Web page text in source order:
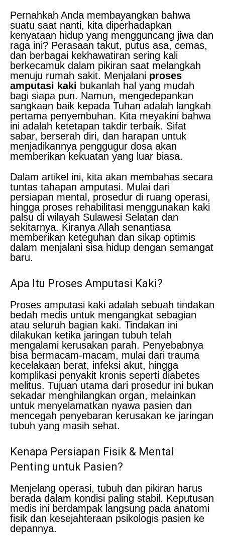
Pernahkah Anda membayangkan bahwa
suatu saat nanti, kita diperhadapkan
kenyataan hidup yang mengguncang jiwa dan
raga ini? Perasaan takut, putus asa, cemas,
dan berbagai kekhawatiran sering kali
berkecamuk dalam pikiran saat melangkah
menuju rumah sakit. Menjalani proses
amputasi kaki bukanlah hal yang mudah
bagi siapa pun. Namun, mengedepankan
sangkaan baik kepada Tuhan adalah langkah
pertama penyembuhan. Kita meyakini bahwa
ini adalah ketetapan takdir terbaik. Sifat
sabar, berserah diri, dan harapan untuk
menjadikannya penggugur dosa akan
memberikan kekuatan yang luar biasa.
Dalam artikel ini, kita akan membahas secara
tuntas tahapan amputasi. Mulai dari
persiapan mental, prosedur di ruang operasi,
hingga proses rehabilitasi menggunakan kaki
palsu di wilayah Sulawesi Selatan dan
sekitarnya. Kiranya Allah senantiasa
memberikan keteguhan dan sikap optimis
dalam menjalani sisa hidup dengan semangat
baru.
Apa Itu Proses Amputasi Kaki?
Proses amputasi kaki adalah sebuah tindakan
bedah medis untuk mengangkat sebagian
atau seluruh bagian kaki. Tindakan ini
dilakukan ketika jaringan tubuh telah
mengalami kerusakan parah. Penyebabnya
bisa bermacam-macam, mulai dari trauma
kecelakaan berat, infeksi akut, hingga
komplikasi penyakit kronis seperti diabetes
melitus. Tujuan utama dari prosedur ini bukan
sekadar menghilangkan organ, melainkan
untuk menyelamatkan nyawa pasien dan
mencegah penyebaran kerusakan ke jaringan
tubuh yang masih sehat.
Kenapa Persiapan Fisik & Mental
Penting untuk Pasien?
Menjelang operasi, tubuh dan pikiran harus
berada dalam kondisi paling stabil. Keputusan
medis ini berdampak langsung pada anatomi
fisik dan kesejahteraan psikologis pasien ke
depannya.